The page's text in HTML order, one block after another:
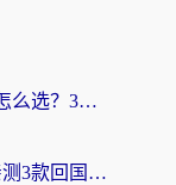
海外党必看：加速器免费vpn怎么选？3步教你无缝访问国内资源
穿梭和巨鲸哪个好？海外党亲测3款回国加速器，教你避开90%的坑